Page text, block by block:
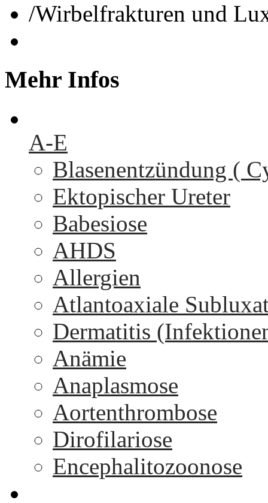
/Wirbelfrakturen und
Mehr Infos
A-E
Blasenentzündung (
Ektopischer Ureter
Babesiose
AHDS
Allergien
Atlantoaxiale
Dermatitis
Anämie
Anaplasmose
Aortenthrombose
Dirofilariose
Encephalitozoonose